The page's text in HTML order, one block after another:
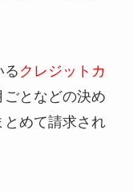
る クレジットカ
ごとなどの決め
とめて請求され